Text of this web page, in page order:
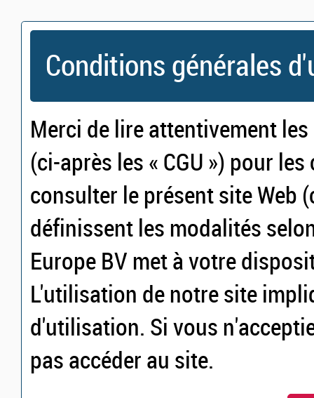
Conditions générales
Merci de lire attentivement
(ci-après les « CGU ») pour
consulter le présent site Web
définissent les modalités
Europe BV met à votre
L'utilisation de notre site
d'utilisation. Si vous
pas accéder au site.